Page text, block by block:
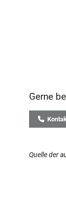
Gerne
Quelle der